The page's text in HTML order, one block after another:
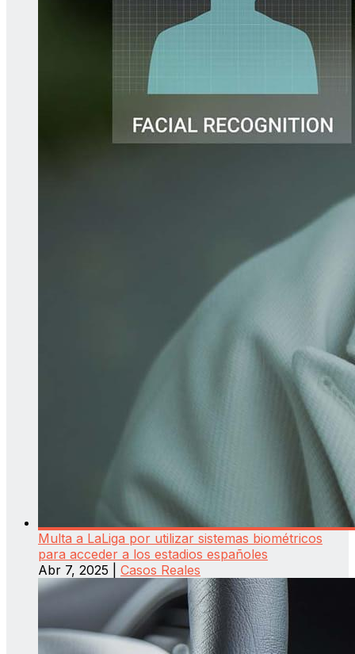
Multa a LaLiga por utilizar sistemas biométricos
para acceder a los estadios españoles
Abr 7, 2025
Casos Reales